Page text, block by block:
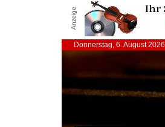
Anzeige
Donnerstag, 6. August 2026